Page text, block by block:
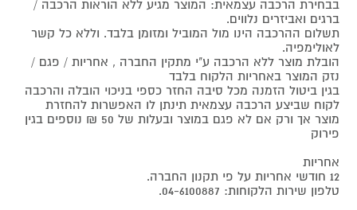
בבחירת הרכבה עצמאית: המוצר מגיע ללא הוראות הרכבה /
ברגים ואביזרים נלווים.
תשלום ההרכבה הינו מול המוביל ומזומן בלבד. וללא כל קשר
לאולימפיה.
הובלת מוצר ללא הרכבה ע"י מתקין החברה , אחריות / פגם /
נזק המוצר באחריות הלקוח בלבד
בגין ביטול הזמנה מכל סיבה החזר כספי בניכוי הובלה והרכבה
לקוח שביצע הרכבה עצמאית תינתן לו האפשרות להחזרת
מוצר אך ורק אם לא פגם במוצר ובעלות של 50 ₪ נוספים בגין
פירוק
אחריות
12 חודשי אחריות על פי תקנון החברה.
טלפון שירות הלקוחות: 04-6100887.